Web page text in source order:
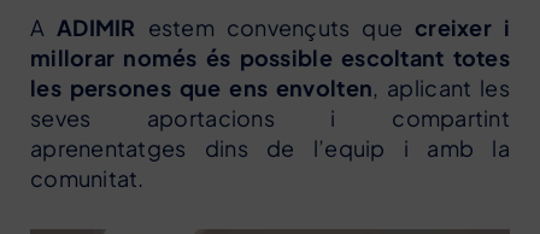
A ADIMIR estem convençuts que creixer i
millorar només és possible escoltant totes
les persones que ens envolten , aplicant les
seves aportacions i compartint
aprenentatges dins de l’equip i amb la
comunitat.